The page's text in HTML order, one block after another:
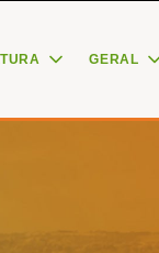
GERAL